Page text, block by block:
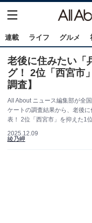
連載 ライフ グルメ
老後に住みたい「
グ！ 2位「西宮市
調査】
All About ニュース編集部が全
ケートの調査結果から、老後
表！ 2位「西宮市」を抑えた1
2025.12.09
綾乃岬